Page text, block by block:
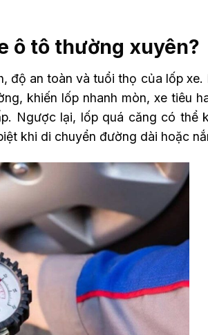
ô tô thường xuyên?
độ an toàn và tuổi thọ của lốp xe.
khiến lốp nhanh mòn, xe tiêu
Ngược lại, lốp quá căng có thể
khi di chuyển đường dài hoặc